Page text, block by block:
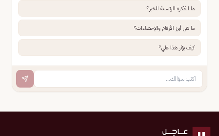
ما الفكرة الرئيسية للخبر؟
ما هي أبرز الأرقام والإحصاءات؟
كيف يؤثر هذا علي؟